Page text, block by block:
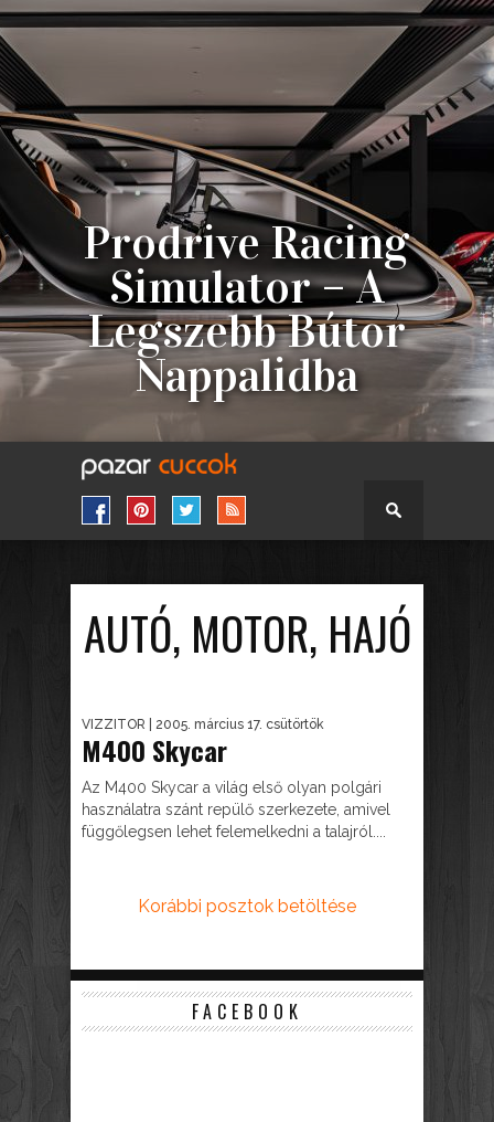
Prodrive Racing
Simulator – A
Legszebb Bútor
Nappalidba
AUTÓ, MOTOR, HAJÓ
VIZZITOR | 2005. március 17. csütörtök
M400 Skycar
Az M400 Skycar a világ első olyan polgári
használatra szánt repülő szerkezete, amivel
függőlegsen lehet felemelkedni a talajról....
Korábbi posztok betöltése
FACEBOOK